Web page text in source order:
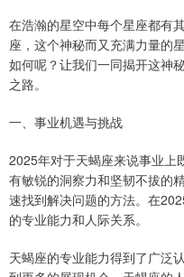
在浩瀚的星空中每个星座都有
座，这个神秘而又充满力量的
如何呢？让我们一同揭开这神
之路。
一、事业机遇与挑战
2025年对于天蝎座来说事业上
有敏锐的洞察力和坚韧不拔的
速找到解决问题的方法。在
的专业能力和人际关系。
天蝎座的专业能力得到了广泛